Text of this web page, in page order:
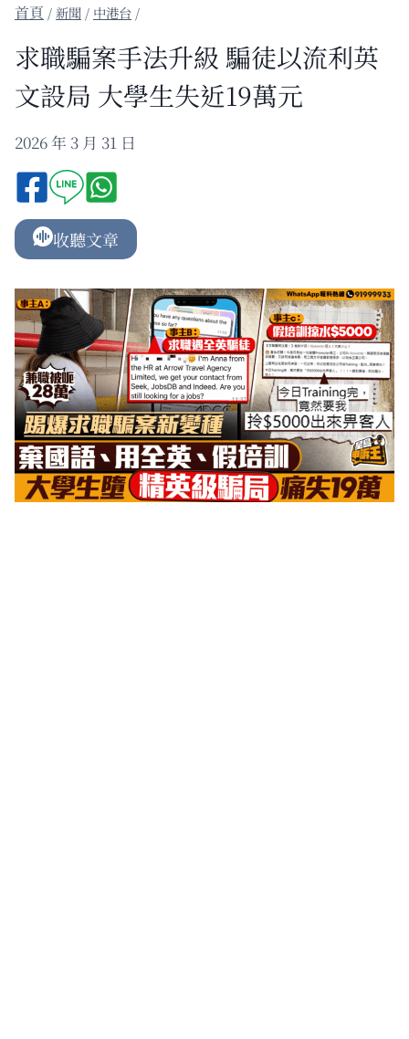
/新聞 / 中港台 /
求職騙案手法升級 騙徒以流利英
文設局 大學生失近19萬元
2026 年 3 月 31 日
收聽文章